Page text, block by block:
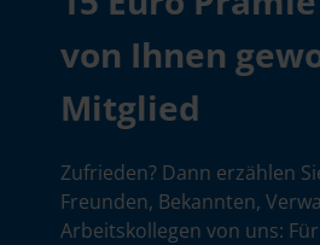
von Ihnen
Mitglied
Zufrieden? Dann erzählen
Freunden, Bekannten,
Arbeitskollegen von uns: